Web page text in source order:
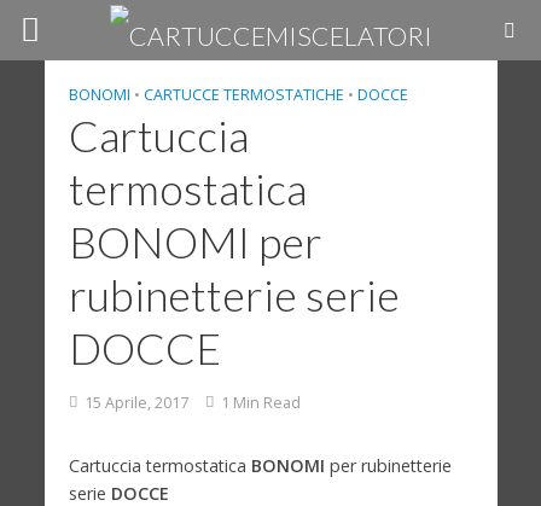
BONOMI • CARTUCCE TERMOSTATICHE • DOCCE
Cartuccia
termostatica
BONOMI per
rubinetterie serie
DOCCE
15 Aprile, 2017 1 Min Read
Cartuccia termostatica BONOMI per rubinetterie
serie DOCCE